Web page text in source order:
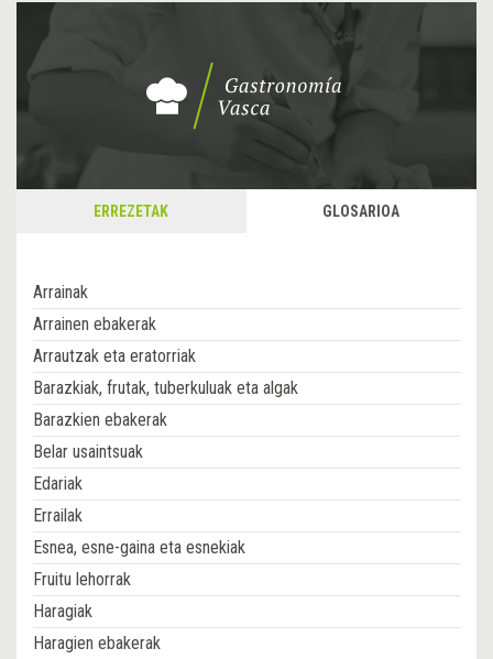
ERREZETAK GLOSARIOA
Arrainak
Arrainen ebakerak
Arrautzak eta eratorriak
Barazkiak, frutak, tuberkuluak eta algak
Barazkien ebakerak
Belar usaintsuak
Edariak
Errailak
Esnea, esne-gaina eta esnekiak
Fruitu lehorrak
Haragiak
Haragien ebakerak